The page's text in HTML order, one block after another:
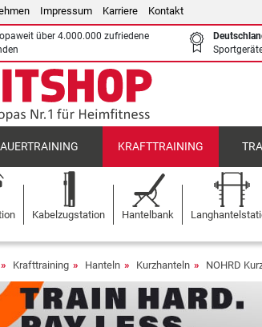
Impressum Karriere Kontakt
über 4.000.000 zufriedene
KRAFTTRAINING
Kabelzugstation Hantelbank
Krafttraining Hanteln Kurzhanteln NOHRD